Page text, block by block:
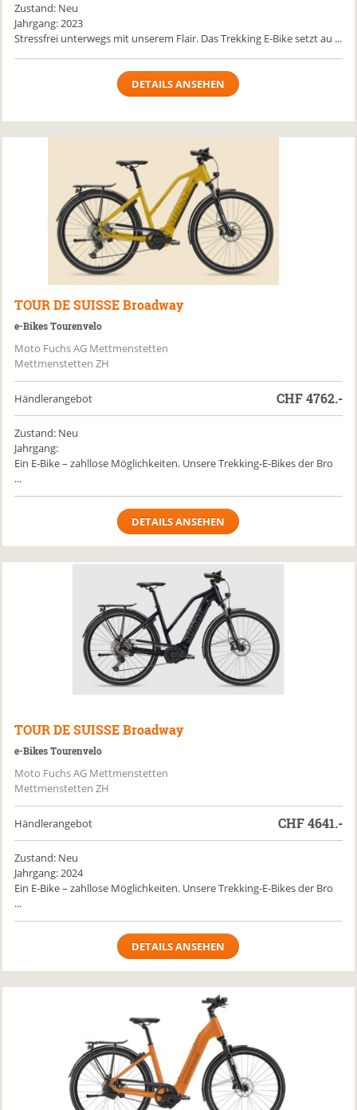
Zustand: Neu
Jahrgang: 2023
Stressfrei unterwegs mit unserem Flair. Das Trekking E-Bike setzt au ...
DETAILS ANSEHEN
TOUR DE SUISSE Broadway
e-Bikes Tourenvelo
Moto Fuchs AG Mettmenstetten
Mettmenstetten ZH
Händlerangebot CHF4762.-
Zustand: Neu
Jahrgang:
Ein E-Bike – zahllose Möglichkeiten. Unsere Trekking-E-Bikes der Bro
...
DETAILS ANSEHEN
TOUR DE SUISSE Broadway
e-Bikes Tourenvelo
Moto Fuchs AG Mettmenstetten
Mettmenstetten ZH
Händlerangebot CHF4641.-
Zustand: Neu
Jahrgang: 2024
Ein E-Bike – zahllose Möglichkeiten. Unsere Trekking-E-Bikes der Bro
...
DETAILS ANSEHEN